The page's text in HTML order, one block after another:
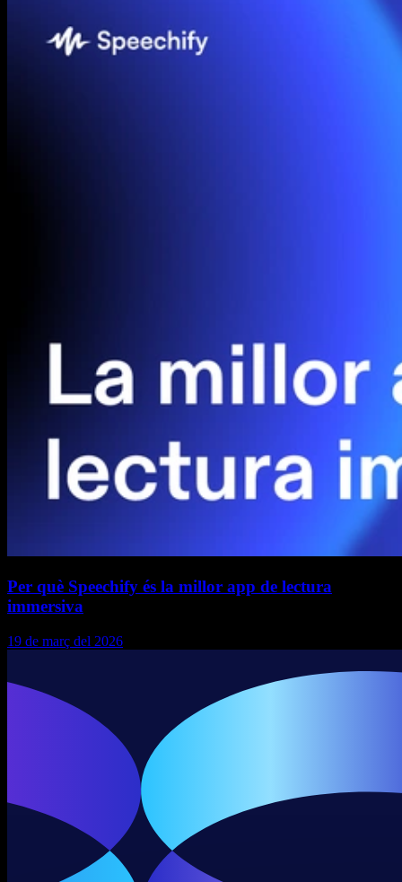
Per què Speechify és la millor app de lectura
immersiva
19 de març del 2026